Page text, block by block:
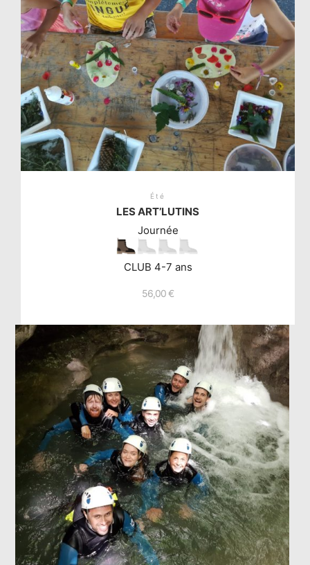
Été
LES ART’LUTINS
Journée
CLUB 4-7 ans
56,00 €